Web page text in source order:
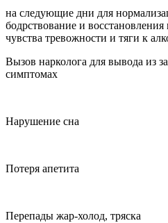
на следующие дни для
бодрствование и
чувства тревожности и тяги к
Вызов нарколога для вывода из
симптомах
Нарушение сна
Потеря апетита
Перепады жар-холод, тряска